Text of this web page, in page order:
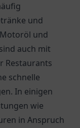
und
und
auch mit
Restaurants
schnelle
In einigen
wie
in Anspruch